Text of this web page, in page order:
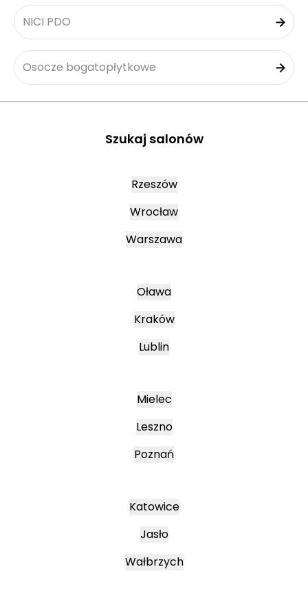
NICI PDO
Osocze bogatopłytkowe
Szukaj salonów
Rzeszów
Wrocław
Warszawa
Oława
Kraków
Lublin
Mielec
Leszno
Poznań
Katowice
Jasło
Wałbrzych